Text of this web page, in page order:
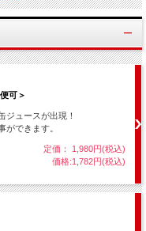
にできるようにしてしま
たが、こちらの「ギャラ
と言えるものです。（と
良いかもしれません。）
のタイプを知っていれば
そして演技のスマートさ
々心配でしたが、これは
可＞
ジュースが出現！
ができます。
定価： 1,980円(税込)
価格:1,782円(税込)